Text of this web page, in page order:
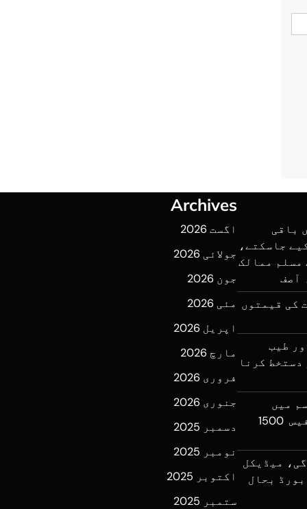
باقی
جاسکتے،
مسلم ممالک
آصف
کی قیمتوں
طیب
کرنا
میں
تبدیلی کی زیادہ سے زیادہ فیس 1500
میڈیکل
بحال
Archives
اگست 2026
جولائی 2026
جون 2026
مئی 2026
اپریل 2026
مارچ 2026
فروری 2026
جنوری 2026
دسمبر 2025
نومبر 2025
اکتوبر 2025
ستمبر 2025